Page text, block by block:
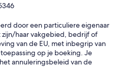
door een particuliere eigenaar
haar vakgebied, bedrijf of
van de EU, met inbegrip van
op je boeking. Je
annuleringsbeleid van de